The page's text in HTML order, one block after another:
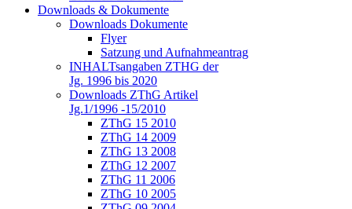
Downloads & Dokumente
Downloads Dokumente
Flyer
Satzung und Aufnahmeantrag
INHALTsangaben ZTHG der
Jg. 1996 bis 2020
Downloads ZThG Artikel
Jg.1/1996 -15/2010
ZThG 15 2010
ZThG 14 2009
ZThG 13 2008
ZThG 12 2007
ZThG 11 2006
ZThG 10 2005